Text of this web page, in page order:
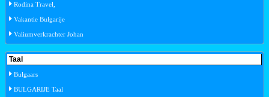
Rodina Travel,
Vakantie Bulgarije
Valiumverkrachter Johan
Taal
Bulgaars
BULGARIJE Taal